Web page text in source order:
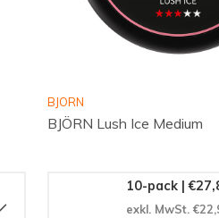
BJORN
BJÖRN Lush Ice Medium
10-pack |
exkl. MwSt.